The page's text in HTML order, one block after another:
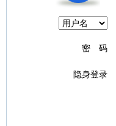
密 码
隐身登录